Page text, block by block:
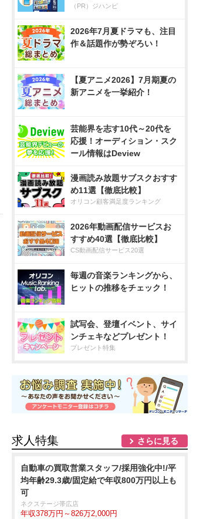
（PR）ジハンピ
2026年7月夏ドラマも、注目
作＆話題作が勢ぞろい！
【夏アニメ2026】7月期夏の
新アニメを一挙紹介！
芸能界を志す10代～20代を
応援！オーディション・スク
ール情報はDeview
漫画読み放題サブスクおすす
め11選【徹底比較】
オリコン顧客満足度ランキング
2026年動画配信サービスお
すすめ40選【徹底比較】
CS動画配信サービス20選
毎週の音楽ランキングから、
ヒットの推移をチェック！
試写会、登壇イベント、サイ
ンチェキなどプレゼント！
プレゼント特集
求人特集 さらに見る
自動車の買取営業スタッフ/採用強化中!/平
均年齢29.3歳/固定給で年収800万円以上も
可
ネクステージ帯広店
年収378万円～826万2,000円